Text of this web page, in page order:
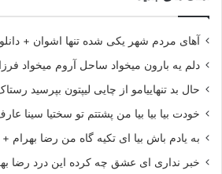
آهای مردم شهر یکی شده تنها اشوان +
دلم یه بارون میخواد ساحل آروم میخواد
حال بد تنهاییامو از چایی لیپتون بپرسید
خودت بیا بیا بیا من پشتتم تو سختیا سینا
به یادم باش بیا ای تکیه گاه من رضا بهرام +
خبر نداری ای عشق چه کرده این درد رضا